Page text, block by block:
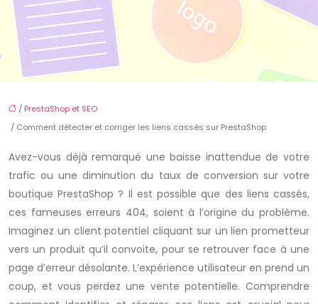
/ PrestaShop et SEO
/ Comment détecter et corriger les liens cassés sur PrestaShop
Avez-vous déjà remarqué une baisse inattendue de votre
trafic ou une diminution du taux de conversion sur votre
boutique PrestaShop ? Il est possible que des liens cassés,
ces fameuses erreurs 404, soient à l’origine du problème.
Imaginez un client potentiel cliquant sur un lien prometteur
vers un produit qu’il convoite, pour se retrouver face à une
page d’erreur désolante. L’expérience utilisateur en prend un
coup, et vous perdez une vente potentielle. Comprendre